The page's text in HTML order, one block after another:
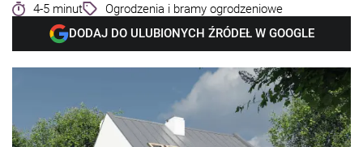
4-5 minut
Ogrodzenia i bramy ogrodzeniowe
DODAJ DO ULUBIONYCH ŹRÓDEŁ W GOOGLE